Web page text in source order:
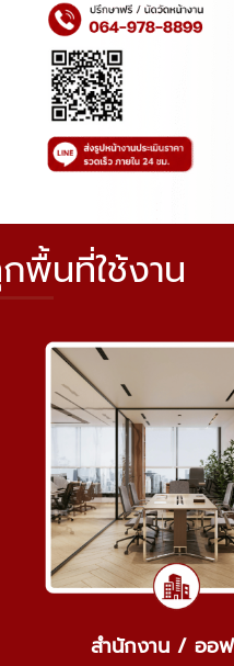
พื้นที่ใช้งาน
สำนักงาน / ออ